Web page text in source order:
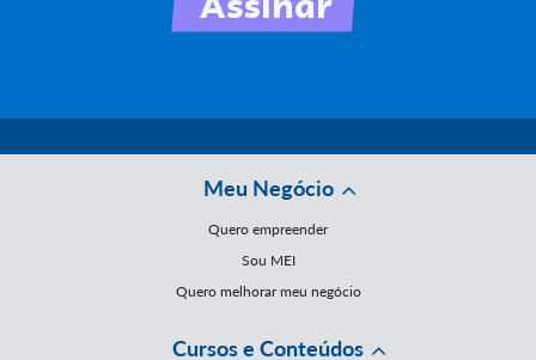
Meu Negócio
Quero empreender
Sou MEI
Quero melhorar meu negócio
Cursos e Conteúdos